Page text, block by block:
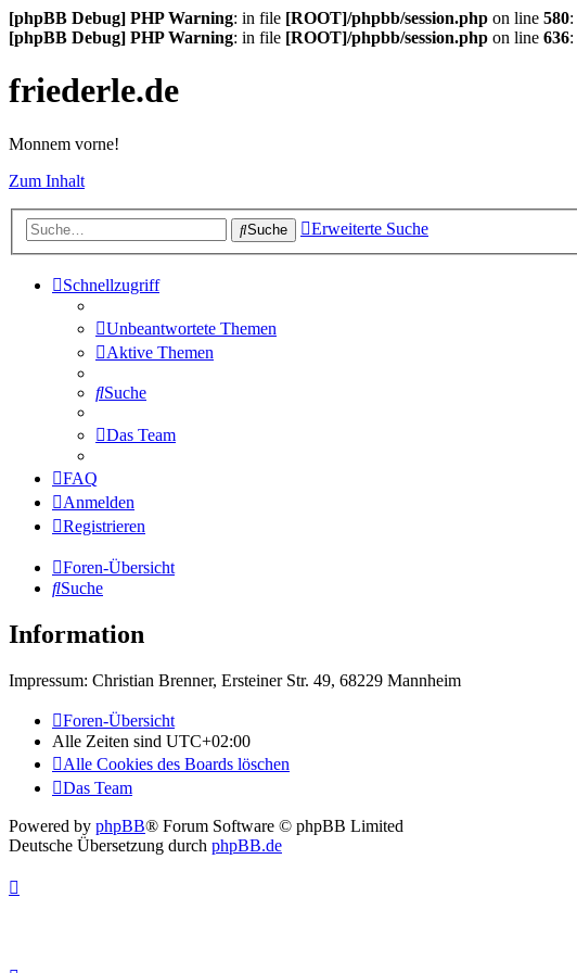
[phpBB Debug] PHP Warning: in file [ROOT]/phpbb/session.php on line 580:
[phpBB Debug] PHP Warning: in file [ROOT]/phpbb/session.php on line 636:
friederle.de
Monnem vorne!
Zum Inhalt
Suche Erweiterte Suche
Schnellzugriff
Unbeantwortete Themen
Aktive Themen
Suche
Das Team
FAQ
Anmelden
Registrieren
Foren-Übersicht
Suche
Information
Impressum: Christian Brenner, Ersteiner Str. 49, 68229 Mannheim
Foren-Übersicht
Alle Zeiten sind UTC+02:00
Alle Cookies des Boards löschen
Das Team
Powered by phpBB® Forum Software © phpBB Limited
Deutsche Übersetzung durch phpBB.de